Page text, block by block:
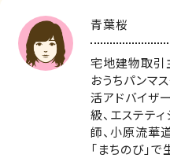
青葉桜
宅地建物取引
おうちパンマ
活アドバイザ
級、エステテ
師、小原流華
「まちのび」